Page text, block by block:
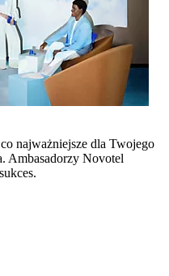
najważniejsze dla Twojego
Ambasadorzy Novotel